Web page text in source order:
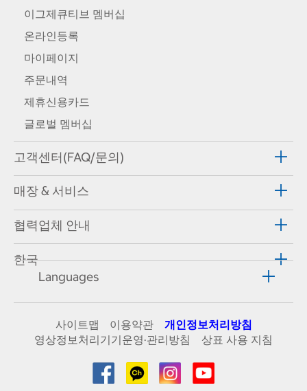
이그제큐티브 멤버십
온라인등록
마이페이지
주문내역
제휴신용카드
글로벌 멤버십
고객센터(FAQ/문의)
매장 & 서비스
협력업체 안내
한국
Languages
사이트맵 이용약관
개인정보처리방침
영상정보처리기기운영·관리방침
상표 사용 지침